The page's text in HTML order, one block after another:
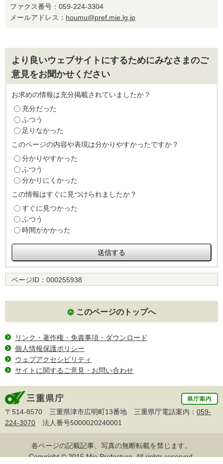
ファクス番号：059-224-3304
メールアドレス： houmu@pref.mie.lg.jp
より良いウェブサイトにするためにみなさまのご
意見をお聞かせください
お求めの情報は充分掲載されていましたか？
充分だった
ふつう
足りなかった
このページの内容や表現は分かりやすかったですか？
分かりやすかった
ふつう
分かりにくかった
この情報はすぐに見つけられましたか？
すぐに見つかった
ふつう
時間がかかった
ページID： 000255938
このページのトップへ
リンク・著作権・免責事項・ダウンロード
個人情報保護ポリシー
ウェブアクセシビリティ
サイトに関するご意見・お問い合わせ
〒514-8570 三重県津市広明町13番地 三重県庁電話案内： 059-
224-3070 法人番号5000020240001
各ページの記載記事、写真の無断転載を禁じます。
Copyright © 2015 Mie Prefecture, All rights reserved.